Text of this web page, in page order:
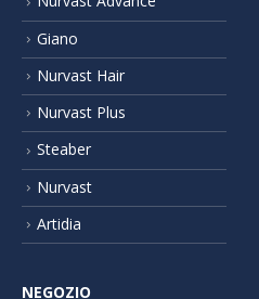
Giano
Nurvast Hair
Nurvast Plus
Steaber
Nurvast
Artidia
NEGOZIO